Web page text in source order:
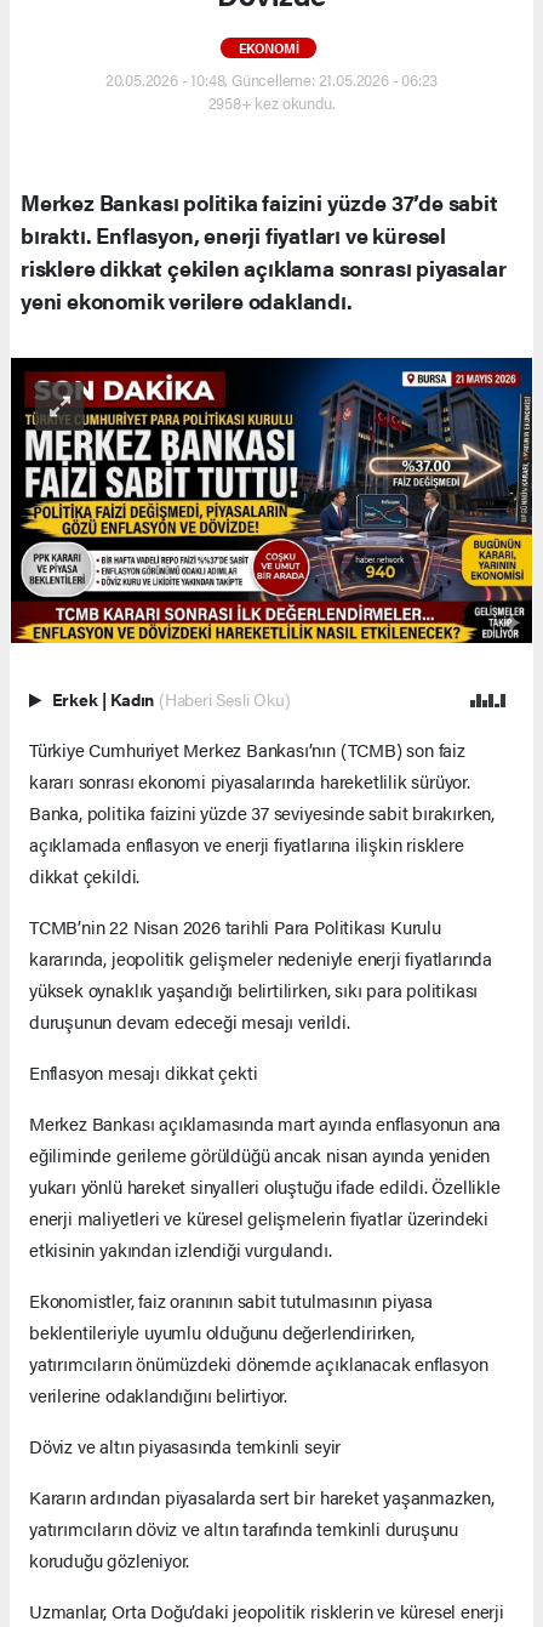
EKONOMI
20.05.2026 - 10:48, Güncelleme: 21.05.2026 - 06:23
2958+ kez okundu.
Merkez Bankası politika faizini yüzde 37’de sabit
bıraktı. Enflasyon, enerji fiyatları ve küresel
risklere dikkat çekilen açıklama sonrası piyasalar
yeni ekonomik verilere odaklandı.
Erkek | Kadın (Haberi Sesli Oku)
Türkiye Cumhuriyet Merkez Bankası’nın (TCMB) son faiz
kararı sonrası ekonomi piyasalarında hareketlilik sürüyor.
Banka, politika faizini yüzde 37 seviyesinde sabit bırakırken,
açıklamada enflasyon ve enerji fiyatlarına ilişkin risklere
dikkat çekildi.
TCMB’nin 22 Nisan 2026 tarihli Para Politikası Kurulu
kararında, jeopolitik gelişmeler nedeniyle enerji fiyatlarında
yüksek oynaklık yaşandığı belirtilirken, sıkı para politikası
duruşunun devam edeceği mesajı verildi.
Enflasyon mesajı dikkat çekti
Merkez Bankası açıklamasında mart ayında enflasyonun ana
eğiliminde gerileme görüldüğü ancak nisan ayında yeniden
yukarı yönlü hareket sinyalleri oluştuğu ifade edildi. Özellikle
enerji maliyetleri ve küresel gelişmelerin fiyatlar üzerindeki
etkisinin yakından izlendiği vurgulandı.
Ekonomistler, faiz oranının sabit tutulmasının piyasa
beklentileriyle uyumlu olduğunu değerlendirirken,
yatırımcıların önümüzdeki dönemde açıklanacak enflasyon
verilerine odaklandığını belirtiyor.
Döviz ve altın piyasasında temkinli seyir
Kararın ardından piyasalarda sert bir hareket yaşanmazken,
yatırımcıların döviz ve altın tarafında temkinli duruşunu
koruduğu gözleniyor.
Uzmanlar, Orta Doğu’daki jeopolitik risklerin ve küresel enerji